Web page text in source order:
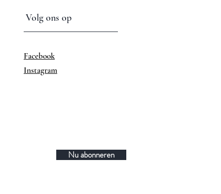
Volg ons op
Facebook
Instagram
Nu abonneren